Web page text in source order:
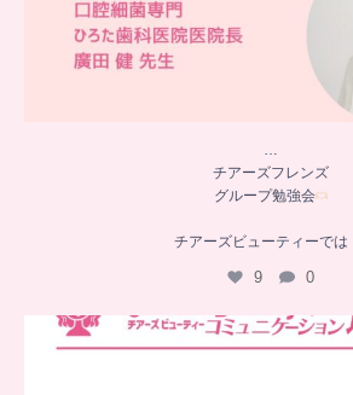
…
チアーズフレンズ
グループ勉強会
チアーズビューティーでは
9 0
..